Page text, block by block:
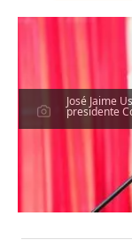
José Jaime
presidente